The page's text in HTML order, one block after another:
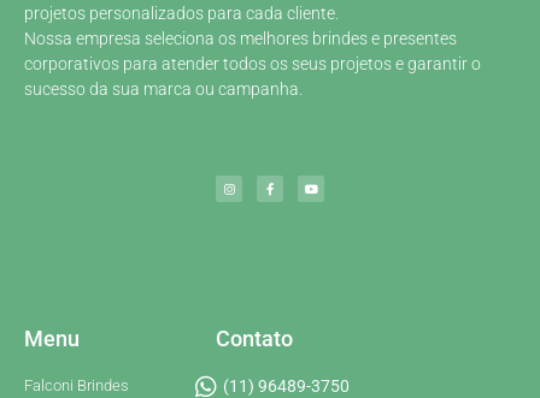
projetos personalizados para cada cliente.
Nossa empresa seleciona os melhores brindes e presentes
corporativos para atender todos os seus projetos e garantir o
sucesso da sua marca ou campanha.
Menu
Falconi Brindes
Contato
(11) 96489-3750